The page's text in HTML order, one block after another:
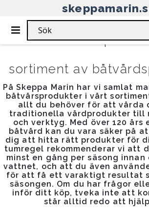
Växla
Nav
BÅTVÅRD
Vårda din båt på
sortiment av
På Skeppa Marin har vi samlat
båtvårsprodukter i vårt
allt du behöver för att vårda
traditionella vårdprodukter till
och verktyg. Med över 120 års
båtvård kan du vara säker på
dig att hitta rätt produkter för
tumregel rekommenderar vi att
minst en gång per säsong
vattnet, och att du även
för att få ett varaktigt resultat
säsongen. Om du har frågor
inför ditt köp, tveka inte att
står alltid redo att